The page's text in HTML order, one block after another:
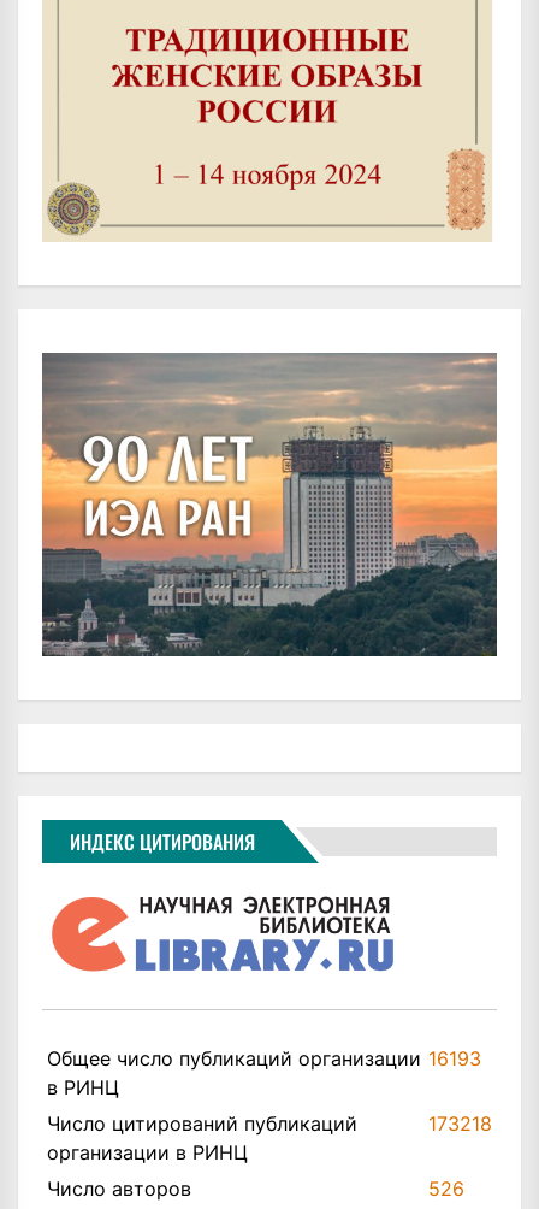
ИНДЕКС ЦИТИРОВАНИЯ
Общее число публикаций организации
в РИНЦ
16193
Число цитирований публикаций
организации в РИНЦ
173218
Число авторов
526